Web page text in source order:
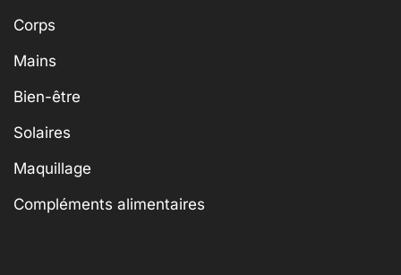
Corps
Mains
Bien-être
Solaires
Maquillage
Compléments alimentaires